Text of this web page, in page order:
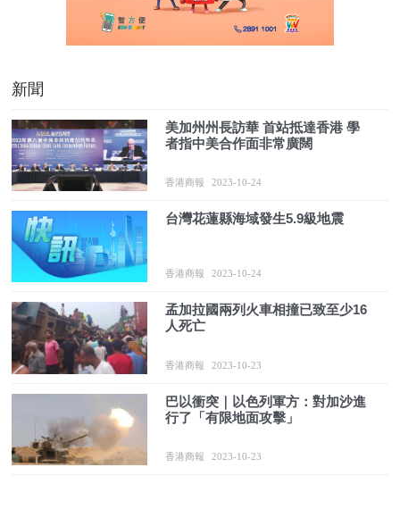
新聞
美加州州長訪華 首站抵達香港 學
者指中美合作面非常廣闊
香港商報 2023-10-24
台灣花蓮縣海域發生5.9級地震
香港商報 2023-10-24
孟加拉國兩列火車相撞已致至少16
人死亡
香港商報 2023-10-23
巴以衝突｜以色列軍方：對加沙進
行了「有限地面攻擊」
香港商報 2023-10-23